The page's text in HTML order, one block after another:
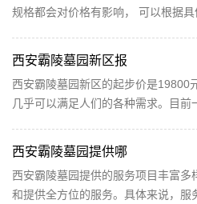
规格都会对价格有影响， 可以根据具
西安霸陵墓园新区报
西安霸陵墓园新区的起步价是19800
几乎可以满足人们的各种需求。目
西安霸陵墓园提供哪
西安霸陵墓园提供的服务项目丰富多
和提供全方位的服务。具体来说，服